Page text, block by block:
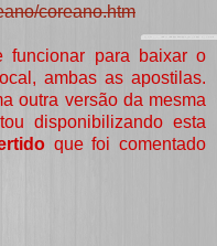
coreano.htm
para baixar o
ambas as apostilas.
outra versão da mesma
disponibilizando esta
que foi comentado